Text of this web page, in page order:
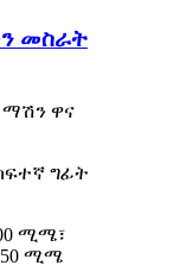
መስራት
​​ማሽን ዋና
ግፊት
ሚሜ፣
ሚሜ